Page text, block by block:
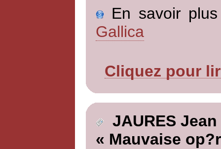
En savoir
Gallica
Cliquez pour
JAURES Jean
« Mauvaise